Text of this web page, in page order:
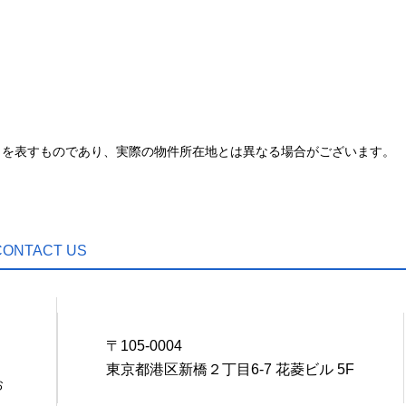
すものであり、実際の物件所在地とは異なる場合がございます。
US
〒105-0004
東京都港区新橋２丁目6-7 花菱ビル 5F